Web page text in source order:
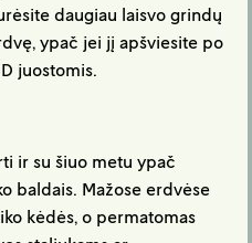
daugiau laisvo grindų
ypač jei jį apšviesite po
juostomis.
ir su šiuo metu ypač
baldais. Mažose erdvėse
kėdės, o permatomas